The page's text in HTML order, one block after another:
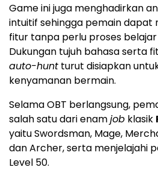
Game ini juga menghadirkan
intuitif sehingga pemain
fitur tanpa perlu proses
Dukungan tujuh bahasa serta
auto-hunt turut disiapkan
kenyamanan bermain.
Selama OBT berlangsung,
salah satu dari enamjob klasik
yaitu Swordsman, Mage,
dan Archer, serta menjelajahi
Level 50.